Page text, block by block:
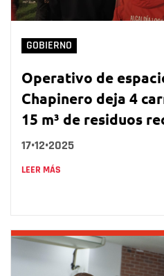
GOBIERNO
Operativo de
Chapinero deja 4
15 m³ de residuos
17•12•2025
LEER MÁS